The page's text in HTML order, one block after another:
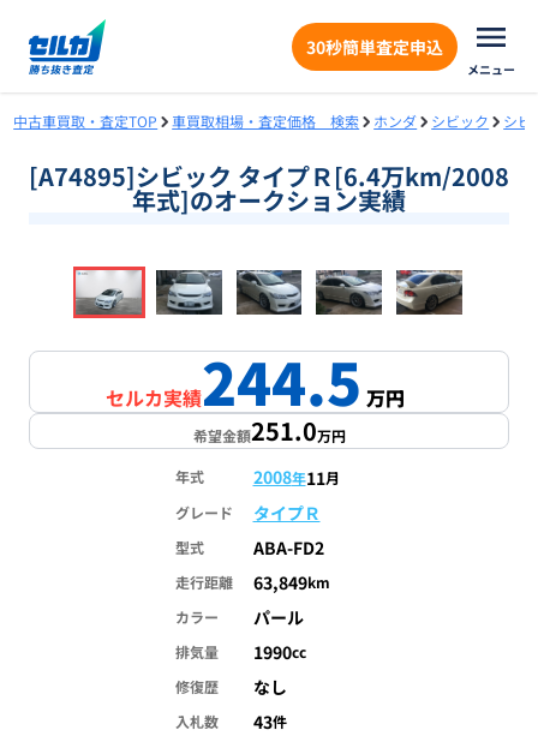
30秒簡単査定申込
メニュー
中古車買取・査定TOP 車買取相場・査定価格 検索 ホンダ シビック シビ
[A74895]シビック タイプＲ[6.4万km/2008
年式]のオークション実績
1/18
セルカ実績244.5万円
希望金額251.0万円
年式 2008年11月
グレード
タイプＲ
型式 ABA-FD2
走行距離 63,849km
カラー
パール
排気量 1990cc
修復歴
なし
入札数 43件